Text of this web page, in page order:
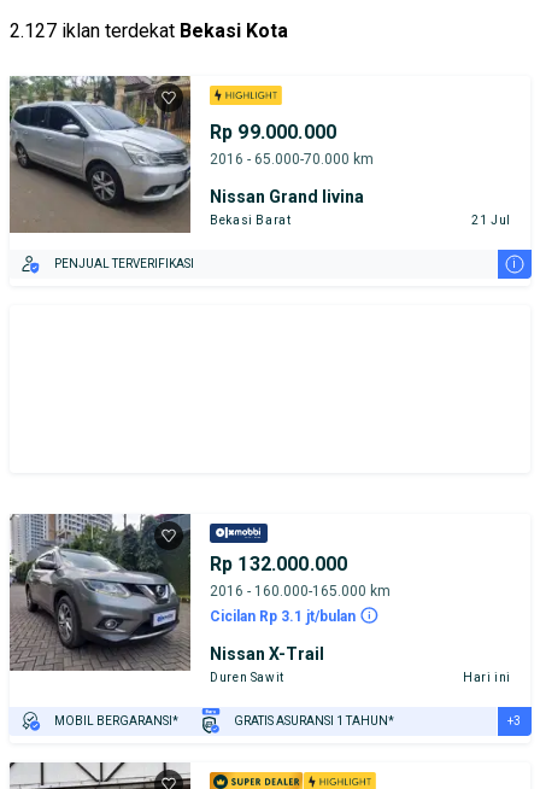
2.127 iklan terdekat Bekasi Kota
Rp 99.000.000
2016 - 65.000-70.000 km
Nissan Grand livina
Bekasi Barat 21 Jul
PENJUAL TERVERIFIKASI i
Rp 132.000.000
2016 - 160.000-165.000 km
Cicilan Rp 3.1 jt/bulan
Nissan X-Trail
Duren Sawit Hari ini
MOBIL BERGARANSI* GRATIS ASURANSI 1 TAHUN*
PENJUAL TERVERIFIKASI
+3